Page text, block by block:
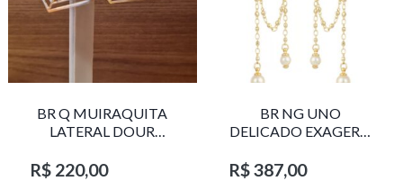
BR Q MUIRAQUITA
LATERAL DOUR
R$ 220,00
BR NG UNO
DELICADO EXAGERO
R$387,00